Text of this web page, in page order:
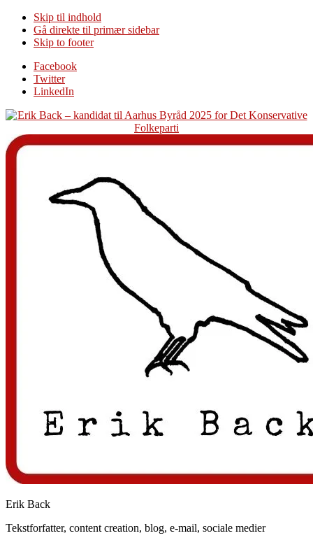
Skip til indhold
Gå direkte til primær sidebar
Skip to footer
Additional
menu
Facebook
Twitter
LinkedIn
Erik Back
Tekstforfatter, content creation, blog, e-mail, sociale medier